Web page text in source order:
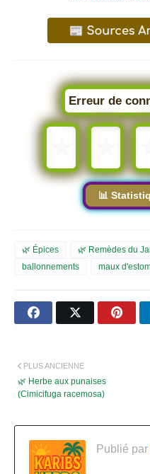
Erreur de
📊
🌿 Épices 🌿 Remèdes du
ballonnements
maux
PLUS ANCIENNE
🌿 Herbe aux punaises
(Cimicifuga racemosa)
Publié par